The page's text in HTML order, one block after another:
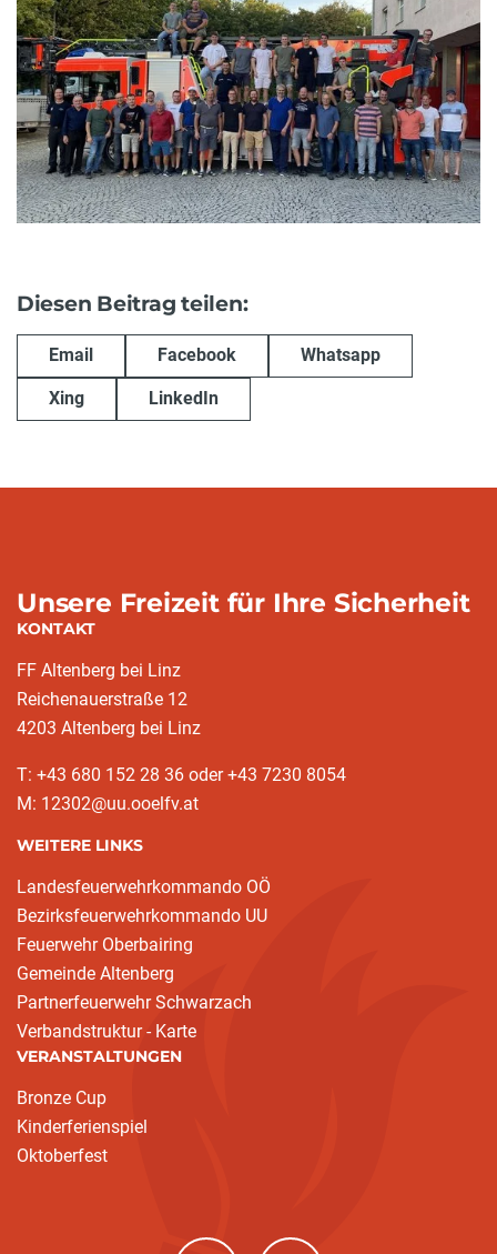
Diesen Beitrag teilen:
Email Facebook Whatsapp
Xing LinkedIn
Unsere Freizeit für Ihre Sicherheit
KONTAKT
FF Altenberg bei Linz
Reichenauerstraße 12
4203 Altenberg bei Linz
T: +43 680 152 28 36 oder +43 7230 8054
M: 12302@uu.ooelfv.at
WEITERE LINKS
Landesfeuerwehrkommando OÖ
Bezirksfeuerwehrkommando UU
Feuerwehr Oberbairing
Gemeinde Altenberg
Partnerfeuerwehr Schwarzach
Verbandstruktur - Karte
VERANSTALTUNGEN
Bronze Cup
Kinderferienspiel
Oktoberfest